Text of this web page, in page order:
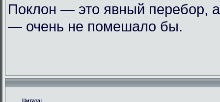
Поклон — это явный перебор,
— очень не помешало бы.
Цитата: